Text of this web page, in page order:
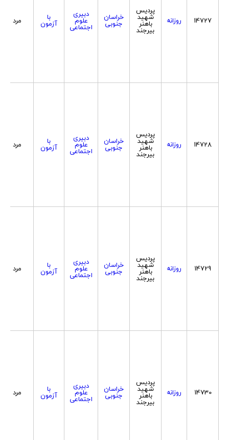
14727 روزانه
پردیس
شهید
باهنر
بیرجند
خراسان
جنوبی
دبیری
علوم
اجتماعی
با
آزمون مرد
14728 روزانه
پردیس
شهید
باهنر
بیرجند
خراسان
جنوبی
دبیری
علوم
اجتماعی
با
آزمون مرد
14729 روزانه
پردیس
شهید
باهنر
بیرجند
خراسان
جنوبی
دبیری
علوم
اجتماعی
با
آزمون مرد
14730 روزانه
پردیس
شهید
باهنر
بیرجند
خراسان
جنوبی
دبیری
علوم
اجتماعی
با
آزمون مرد